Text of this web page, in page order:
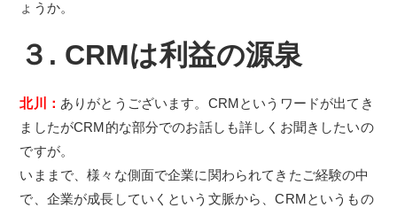
ょうか。
３. CRMは利益の源泉
北川： ありがとうございます。CRMというワードが出てき
ましたがCRM的な部分でのお話しも詳しくお聞きしたいの
ですが。
いままで、様々な側面で企業に関わられてきたご経験の中
で、企業が成長していくという文脈から、CRMというもの